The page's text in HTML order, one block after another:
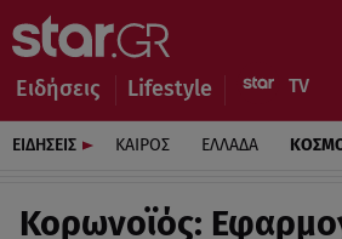
Ειδήσεις Lifestyle
ΕΙΔΗΣΕΙΣ ΚΑΙΡΟΣ ΕΛΛΑΔΑ
Κορωνοϊός: